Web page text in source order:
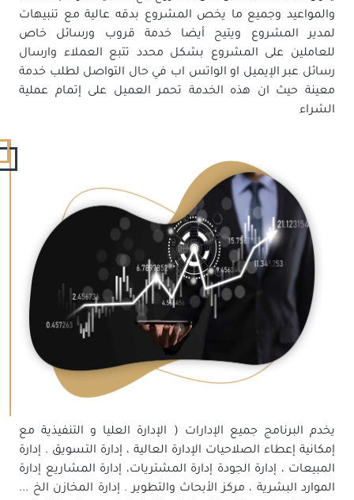
والمواعيد وجميع ما يخص المشروع بدقه عالية مع تنبيهات
لمدير المشروع ويتيح أيضا خدمة قروب ورسائل خاص
للعاملين على المشروع بشكل محدد تتبع العملاء وارسال
رسائل عبر الإيميل او الواتس اب في حال التواصل لطلب خدمة
معينة حيث ان هذه الخدمة تحمر العميل على إتمام عملية
الشراء
يخدم البرنامج جميع الإدارات ( الإدارة العليا و التنفيذية مع
إمكانية إعطاء الصلاحيات الإدارة العالية ، إدارة التسويق . إدارة
المبيعات ، إدارة الجودة إدارة المشتريات، إدارة المشاريع إدارة
الموارد البشرية ، مركز الأبحاث والتطوير . إدارة المخازن الخ ...